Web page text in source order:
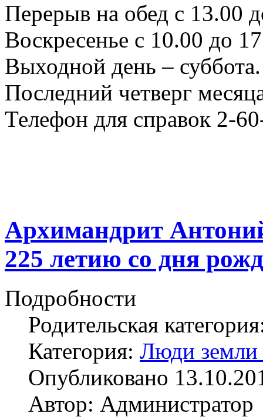
Перерыв на обед с 13.00
Воскресенье с 10.00 до
Выходной день – суббота.
Последний четверг
Телефон для справок 2-
Архимандрит
225 летию со дня
Подробности
Родительская
Категория: Люди земли
Опубликовано
Автор: Администратор